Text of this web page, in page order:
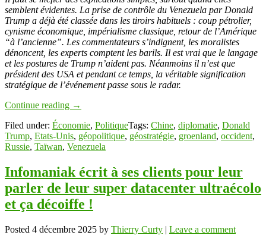
semblent évidentes. La prise de contrôle du Venezuela par Donald
Trump a déjà été classée dans les tiroirs habituels : coup pétrolier,
cynisme économique, impérialisme classique, retour de l’Amérique
“à l’ancienne”. Les commentateurs s’indignent, les moralistes
dénoncent, les experts comptent les barils. Il est vrai que le langage
et les postures de Trump n’aident pas. Néanmoins il n’est que
président des USA et pendant ce temps, la véritable signification
stratégique de l’événement passe sous le radar.
Continue reading →
Filed under: Économie, PolitiqueTags: Chine, diplomatie, Donald
Trump, Etats-Unis, géopolitique, géostratégie, groenland, occident,
Russie, Taïwan, Venezuela
Infomaniak écrit à ses clients pour leur
parler de leur super datacenter ultraécolo
et ça décoiffe !
Posted 4 décembre 2025 by Thierry Curty | Leave a comment